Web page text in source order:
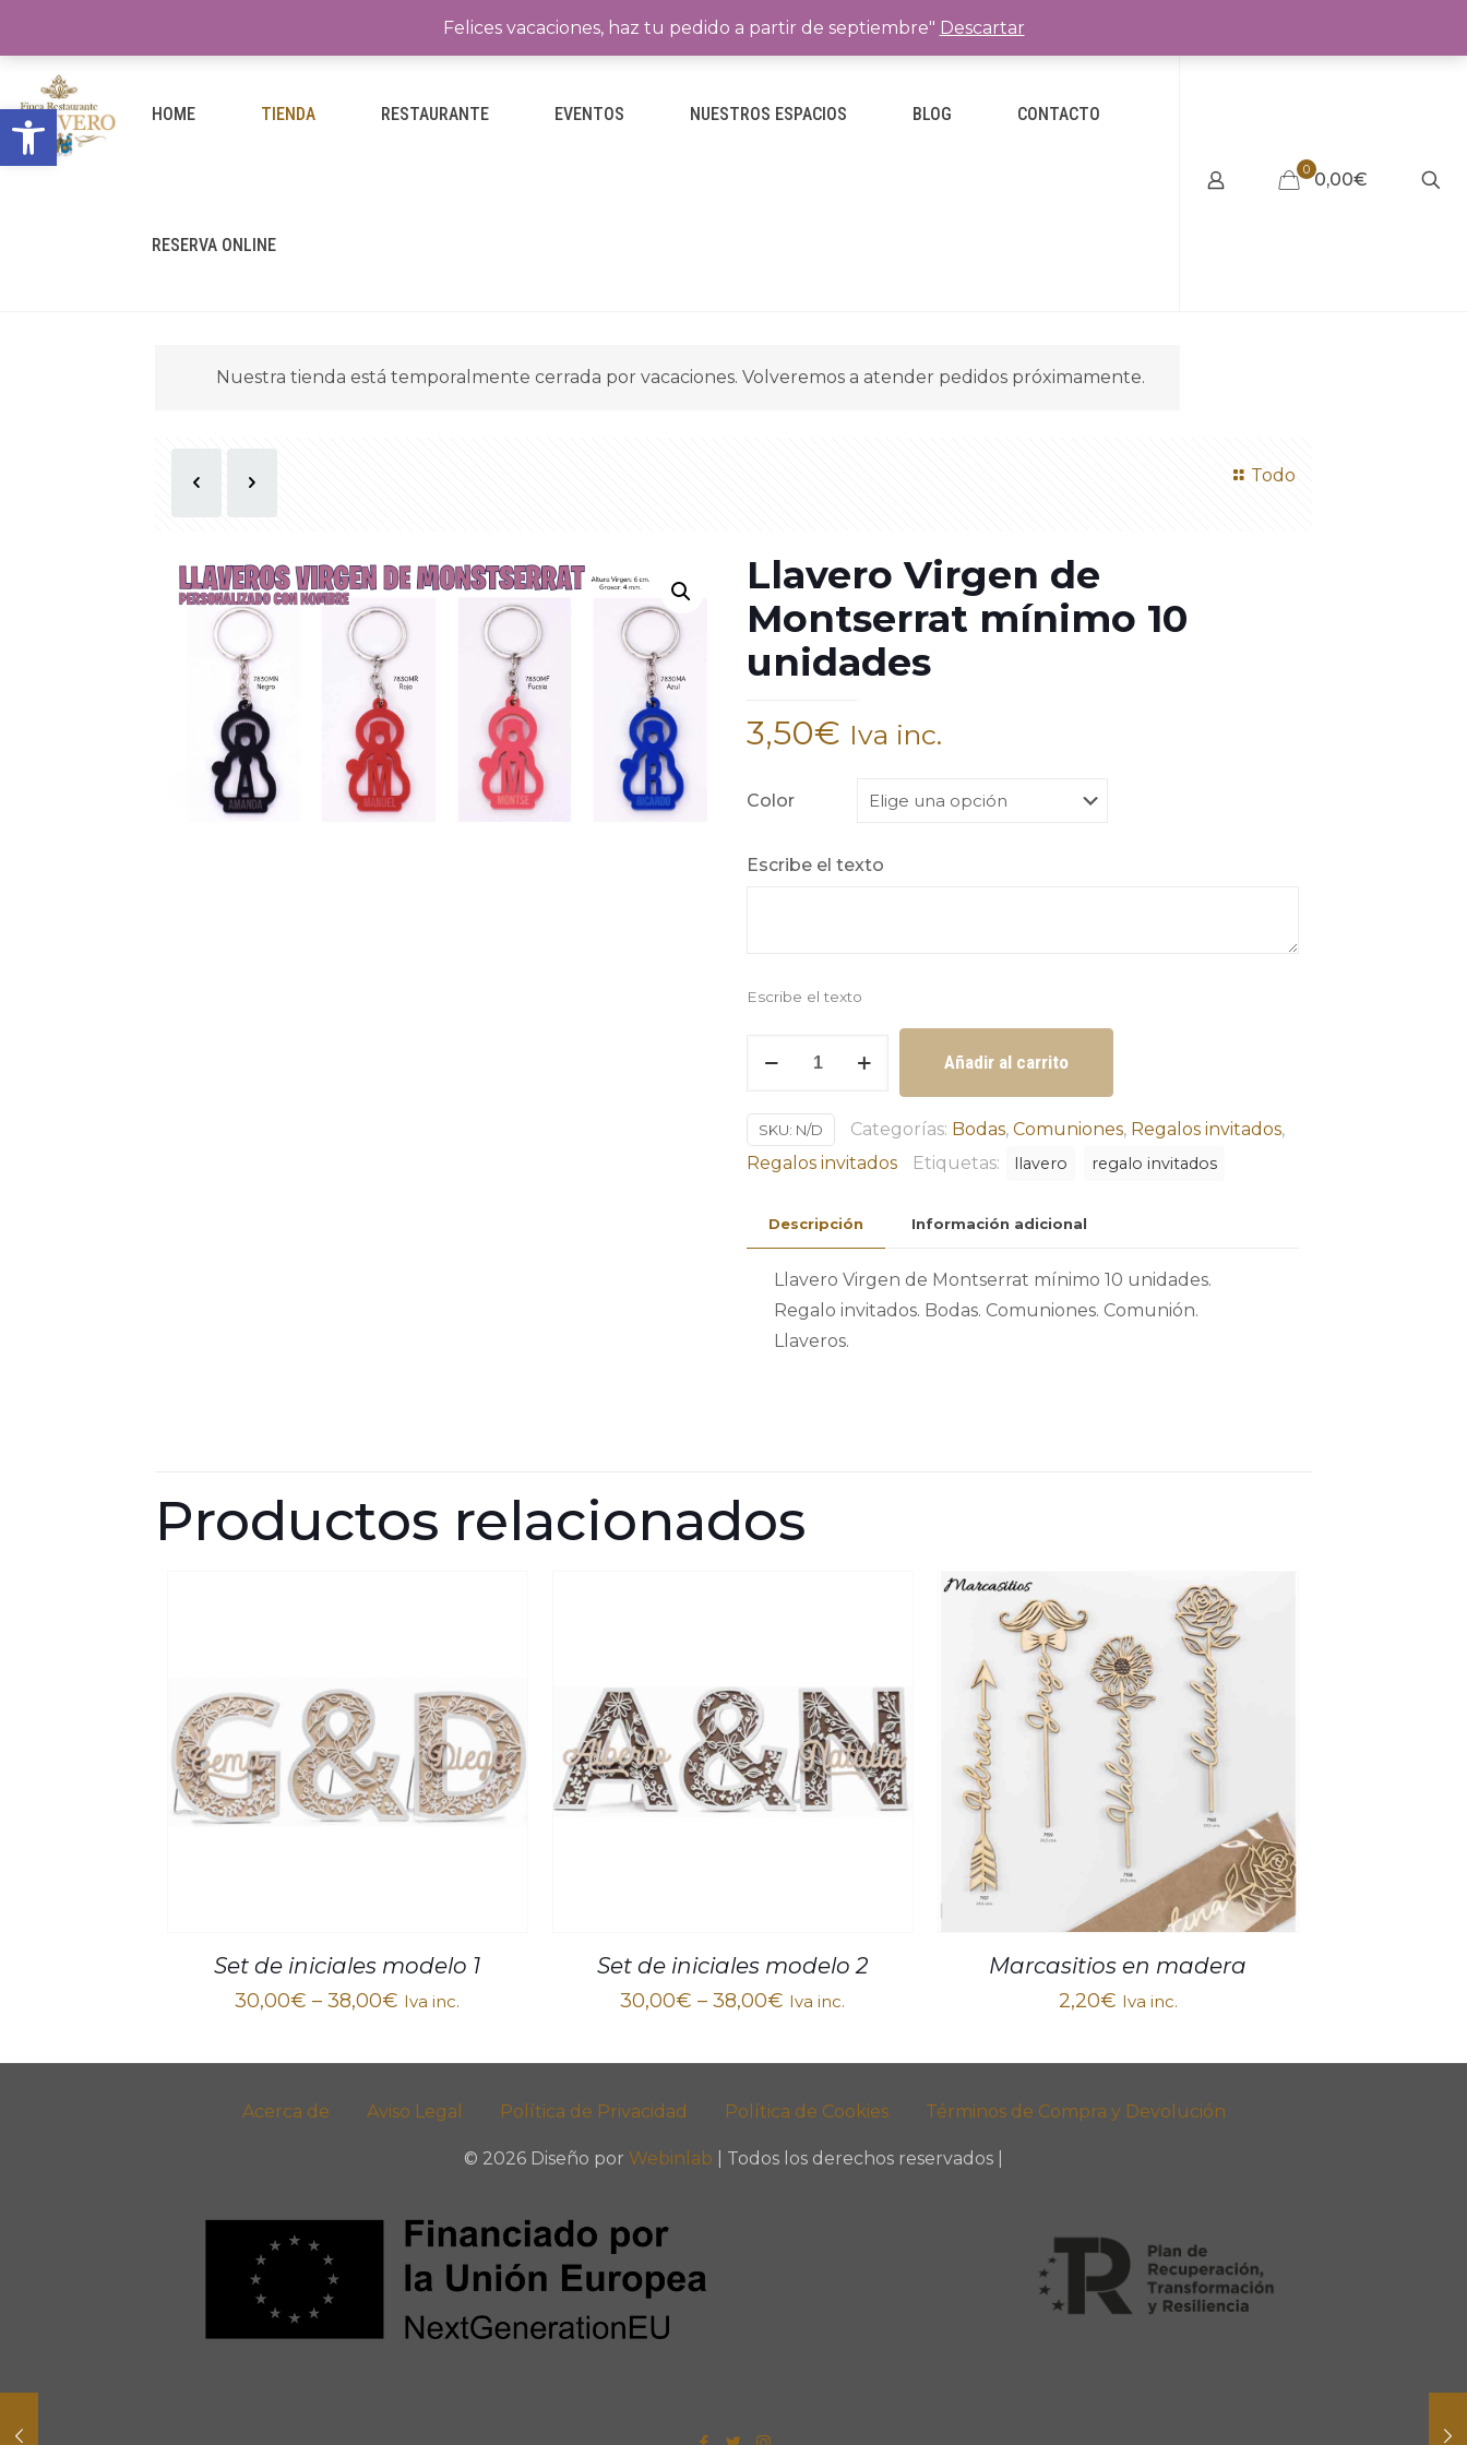
Abrir barra de herramientas
HOME TIENDA RESTAURANTE EVENTOS NUESTROS ESPACIOS BLOG CONTACTO
RESERVA ONLINE
0 0,00€
Nuestra tienda está temporalmente cerrada por vacaciones. Volveremos a atender pedidos próximamente.
Todo
Llavero Virgen de
Montserrat mínimo 10
unidades
3,50€ Iva inc.
Color
Escribe el texto
Escribe el texto
de
Montserrat
mínimo
unidades
Añadir al carrito
SKU: N/D Categorías: Bodas, Comuniones, Regalos invitados,
Regalos invitados
Etiquetas: llavero regalo invitados
Descripción Información adicional
Llavero Virgen de Montserrat mínimo 10 unidades.
Regalo invitados. Bodas. Comuniones. Comunión.
Llaveros.
Productos relacionados
Set de iniciales modelo 1
30,00€ –38,00€ Iva inc.
Set de iniciales modelo 2
30,00€ –38,00€ Iva inc.
Marcasitios en madera
2,20€ Iva inc.
Acerca de Aviso Legal Política de Privacidad Política de Cookies Términos de Compra y Devolución
© 2026 Diseño por Webinlab | Todos los derechos reservados |
Felices vacaciones, haz tu pedido a partir de septiembre" Descartar